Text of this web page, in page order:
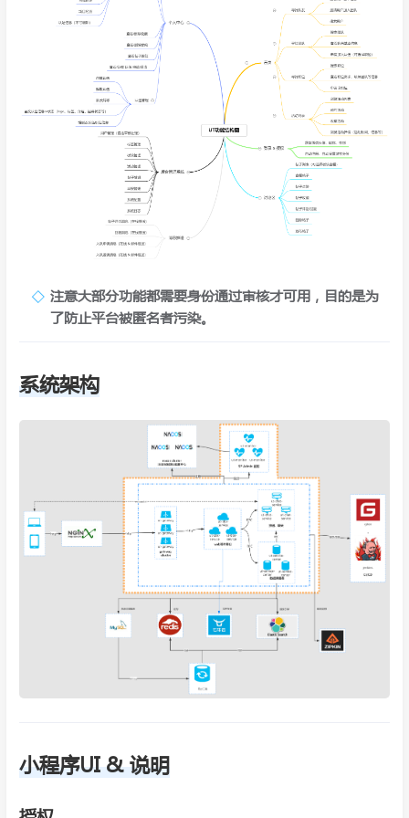
注意大部分功能都需要身份通过审核才可用，目的是为
了防止平台被匿名者污染。
系统架构
小程序UI & 说明